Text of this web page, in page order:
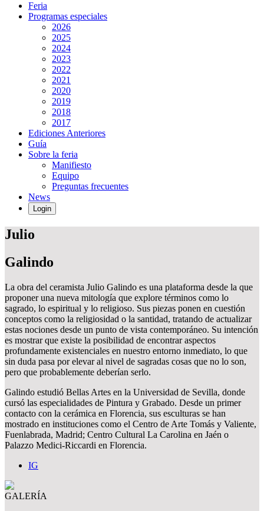
Feria
Programas especiales
2026
2025
2024
2023
2022
2021
2020
2019
2018
2017
Ediciones Anteriores
Guía
Sobre la feria
Manifiesto
Equipo
Preguntas frecuentes
News
Login
Julio
Galindo
La obra del ceramista Julio Galindo es una plataforma desde la que
proponer una nueva mitología que explore términos como lo
sagrado, lo espiritual y lo religioso. Sus piezas ponen en cuestión
conceptos como la religiosidad o la santidad, tratando de actualizar
estas nociones desde un punto de vista contemporáneo. Su intención
es mostrar que existe la posibilidad de encontrar aspectos
profundamente existenciales en nuestro entorno inmediato, lo que
sin duda pasa por elevar al nivel de sagradas cosas que no lo son,
pero que probablemente deberían serlo.
Galindo estudió Bellas Artes en la Universidad de Sevilla, donde
cursó las especialidades de Pintura y Grabado. Desde un primer
contacto con la cerámica en Florencia, sus esculturas se han
mostrado en instituciones como el Centro de Arte Tomás y Valiente,
Fuenlabrada, Madrid; Centro Cultural La Carolina en Jaén o
Palazzo Medici-Riccardi en Florencia.
IG
GALERÍA